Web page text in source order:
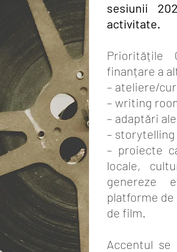
sesiunii
activitate.
Prioritățile
finanțare a
– ateliere/
– writing
– adaptări
– storytelling
– proiecte
locale,
genereze
platforme
de film.
Accentul